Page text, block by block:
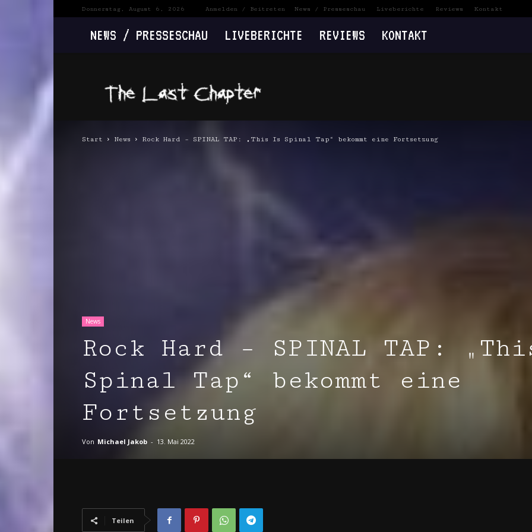
Donnerstag, August 6, 2026 Anmelden / Beitreten News / Presseschau Liveberichte Reviews Kontakt
NEWS / PRESSESCHAU LIVEBERICHTE REVIEWS KONTAKT
Last
Chapter
Start News Rock Hard – SPINAL TAP: „This Is Spinal Tap“ bekommt eine Fortsetzung
News
Rock Hard – SPINAL TAP:
Spinal Tap“ bekommt eine
Fortsetzung
Von Michael Jakob - 13. Mai 2022
Teilen